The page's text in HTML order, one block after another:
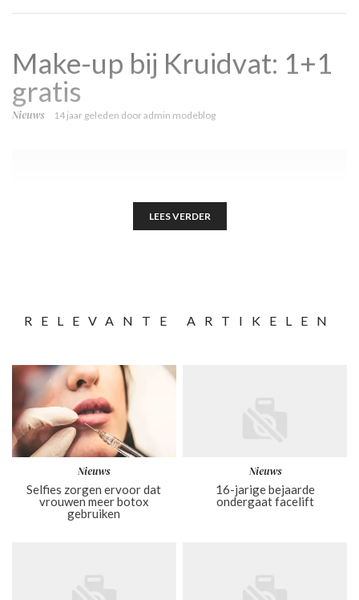
Make-up bij Kruidvat: 1+1
gratis
Nieuws 14 jaar geleden dooradmin modeblog
LEES VERDER
RELEVANTE ARTIKELEN
Nieuws
Selfies zorgen ervoor dat
vrouwen meer botox
gebruiken
Nieuws
16-jarige bejaarde
ondergaat facelift